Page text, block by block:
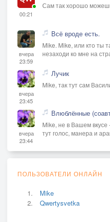
00:21
Сам так хорошо
вчера
23:59
Всё вроде есть.
Mike. Mike, или кто ты
незаходи ко мне на
вчера
23:45
Лучик
Mike, так тут сам
вчера
23:44
Влюблённые
Mike, не в Вашем
тут голос, манера и
ПОЛЬЗОВАТЕЛИ ОНЛАЙН
Mike
Qwertysvetka